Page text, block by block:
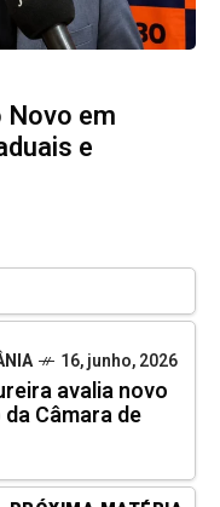
em
e
16, junho, 2026
avalia novo
Câmara de